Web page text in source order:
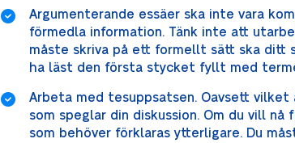
Argumenterande essäer ska inte vara
förmedla information. Tänk inte att
måste skriva på ett formellt sätt ska ditt
ha läst den första stycket fyllt med
Arbeta med tesuppsatsen. Oavsett
som speglar din diskussion. Om du vill
som behöver förklaras ytterligare. Du